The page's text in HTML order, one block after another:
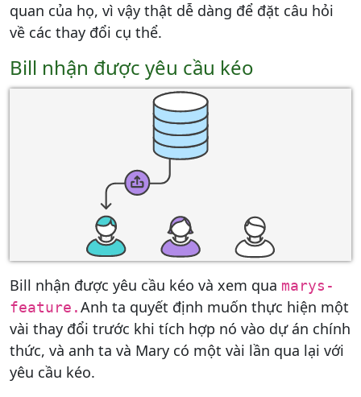
quan của họ, vì vậy thật dễ dàng để đặt câu hỏi
về các thay đổi cụ thể.
Bill nhận được yêu cầu kéo
Bill nhận được yêu cầu kéo và xem qua marys-
feature.Anh ta quyết định muốn thực hiện một
vài thay đổi trước khi tích hợp nó vào dự án chính
thức, và anh ta và Mary có một vài lần qua lại với
yêu cầu kéo.